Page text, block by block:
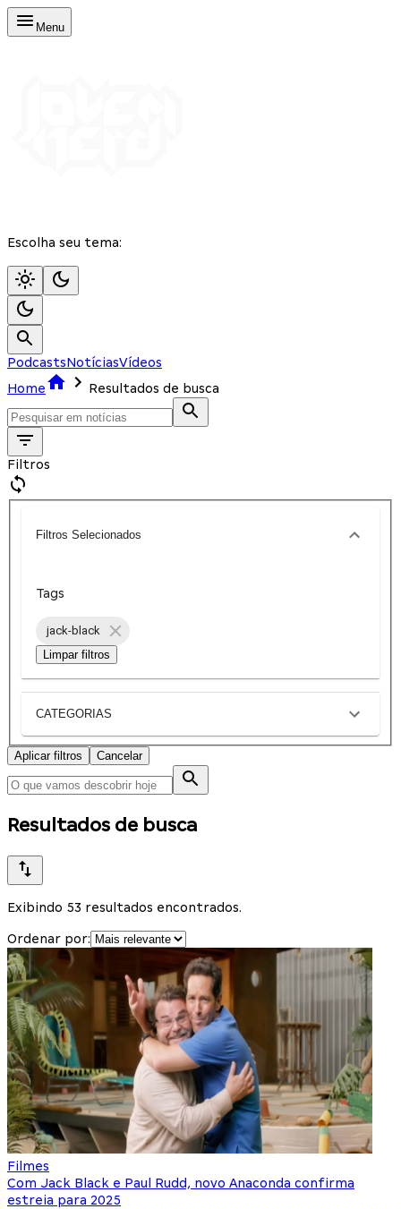
Menu
Escolha seu tema:
PodcastsNotíciasVídeos
Home
Resultados de busca
Filtros
Filtros Selecionados
Tags
jack-black
Limpar filtros
CATEGORIAS
Aplicar filtros Cancelar
Resultados de busca
Exibindo 53 resultados encontrados.
Ordenar por:
Filmes
Com Jack Black e Paul Rudd, novo Anaconda confirma
estreia para 2025